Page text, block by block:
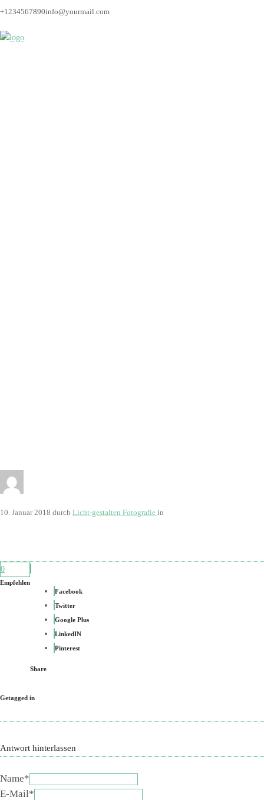
+1234567890info@yourmail.com
10. Januar 2018 durch Licht-gestalten Fotografie in
0
Empfehlen
Facebook
Twitter
Google Plus
LinkedIN
Pinterest
Share
Getagged in
Antwort hinterlassen
Name*
E-Mail*